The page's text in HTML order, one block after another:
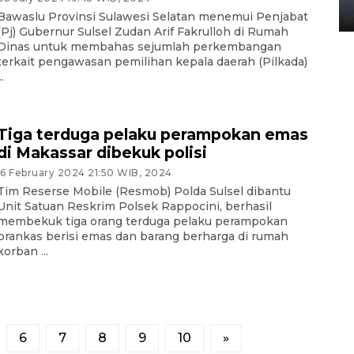
Provinsi Sulawesi Selatan menemui Penjabat
Gubernur Sulsel Zudan Arif Fakrulloh di Rumah
untuk membahas sejumlah perkembangan
pengawasan pemilihan kepala daerah (Pilkada)
terduga pelaku perampokan emas
Makassar dibekuk polisi
February 2024 21:50 WIB, 2024
Reserse Mobile (Resmob) Polda Sulsel dibantu
Satuan Reskrim Polsek Rappocini, berhasil
tiga orang terduga pelaku perampokan
berisi emas dan barang berharga di rumah
...
6 7 8 9 10 »
02 April 2026 12:51 WIB